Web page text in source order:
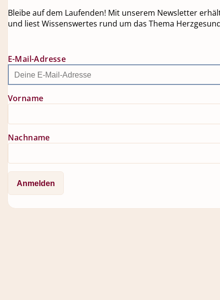
Bleibe auf dem Laufenden! Mit unserem Newsletter
und liest Wissenswertes rund um das Thema
E-Mail-Adresse
Vorname
Nachname